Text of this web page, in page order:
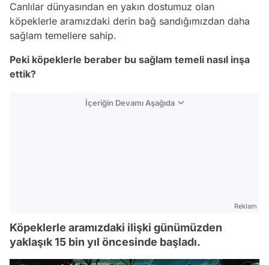
Canlılar dünyasından en yakın dostumuz olan
köpeklerle aramızdaki derin bağ sandığımızdan daha
sağlam temellere sahip.
Peki köpeklerle beraber bu sağlam temeli nasıl inşa
ettik?
İçeriğin Devamı Aşağıda
Reklam
Köpeklerle aramızdaki ilişki günümüzden
yaklaşık 15 bin yıl öncesinde başladı.